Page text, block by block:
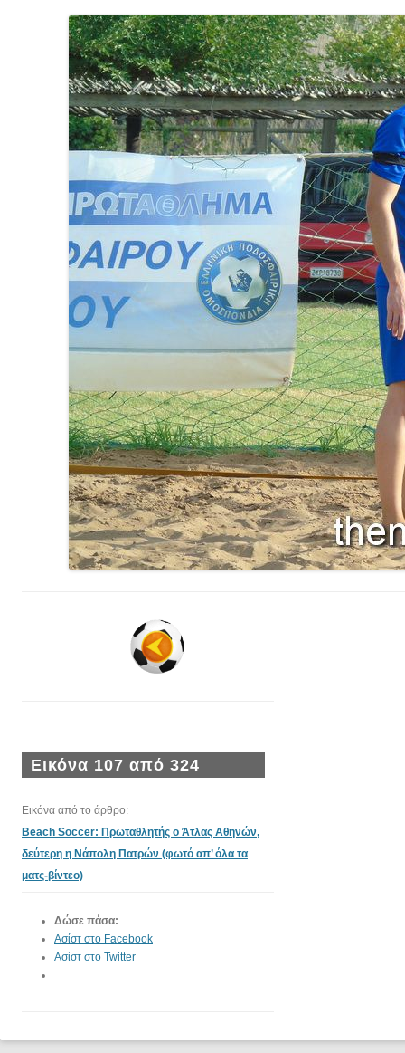
Εικόνα 107 από 324
Εικόνα από το άρθρο:
Beach Soccer: Πρωταθλητής ο Άτλας Αθηνών,
δεύτερη η Νάπολη Πατρών (φωτό απ’ όλα τα
ματς-βίντεο)
Δώσε πάσα:
Ασίστ στο Facebook
Ασίστ στο Twitter